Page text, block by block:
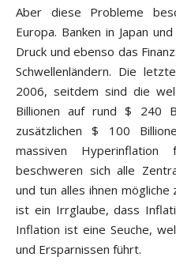
Aber diese Probleme
Europa. Banken in Japan
Druck und ebenso das
Schwellenländern. Die
2006, seitdem sind die
Billionen auf rund $ 240
zusätzlichen $ 100
massiven Hyperinflation
beschweren sich alle
und tun alles ihnen mögliche
ist ein Irrglaube, dass
Inflation ist eine Seuche,
und Ersparnissen führt.